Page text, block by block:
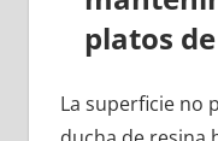
platos
La superficie no